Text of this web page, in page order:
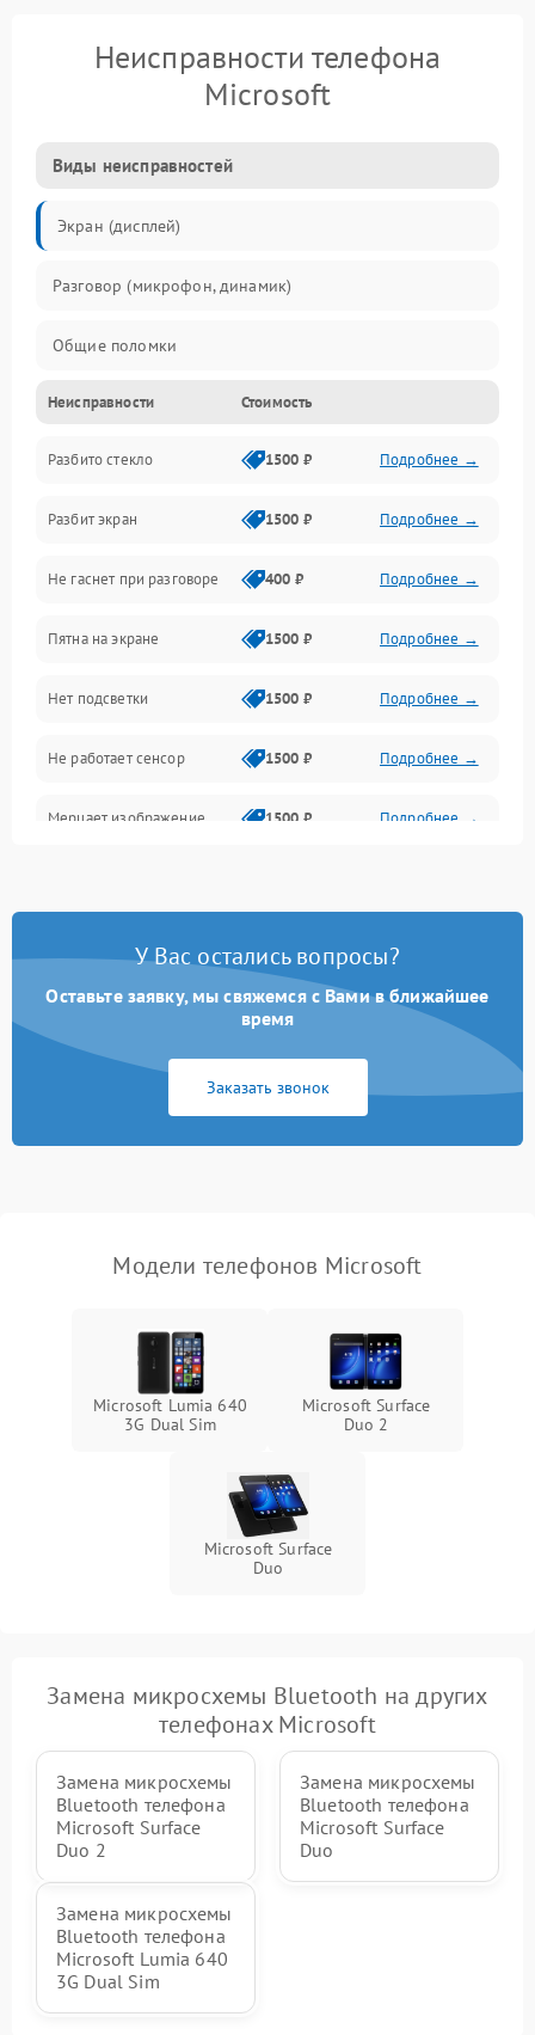
Неисправности телефона
Microsoft
Виды неисправностей
Экран (дисплей)
Разговор (микрофон, динамик)
Общие поломки
Проблемы связи
Камеры
Проблемы с дисплеем и сенсором
Зарядка
Проблемы с питанием, зарядкой и аккумулятором
Проблемы с работой системы, корпусом и другие
Неисправности Стоимость
Разбито стекло 1500 ₽ Подробнее →
Разбит экран 1500 ₽ Подробнее →
Не гаснет при разговоре 400 ₽ Подробнее →
Пятна на экране 1500 ₽ Подробнее →
Нет подсветки 1500 ₽ Подробнее →
Не работает сенсор 1500 ₽ Подробнее →
Мерцает изображение 1500 ₽ Подробнее →
У Вас остались вопросы?
Оставьте заявку, мы свяжемся с Вами в ближайшее
время
Заказать звонок
Модели телефонов Microsoft
Microsoft Lumia 640
3G Dual Sim
Microsoft Surface
Duo 2
Microsoft Surface
Duo
Замена микросхемы Bluetooth на других
телефонах Microsoft
Замена микросхемы
Bluetooth телефона
Microsoft Surface
Duo 2
Замена микросхемы
Bluetooth телефона
Microsoft Surface
Duo
Замена микросхемы
Bluetooth телефона
Microsoft Lumia 640
3G Dual Sim